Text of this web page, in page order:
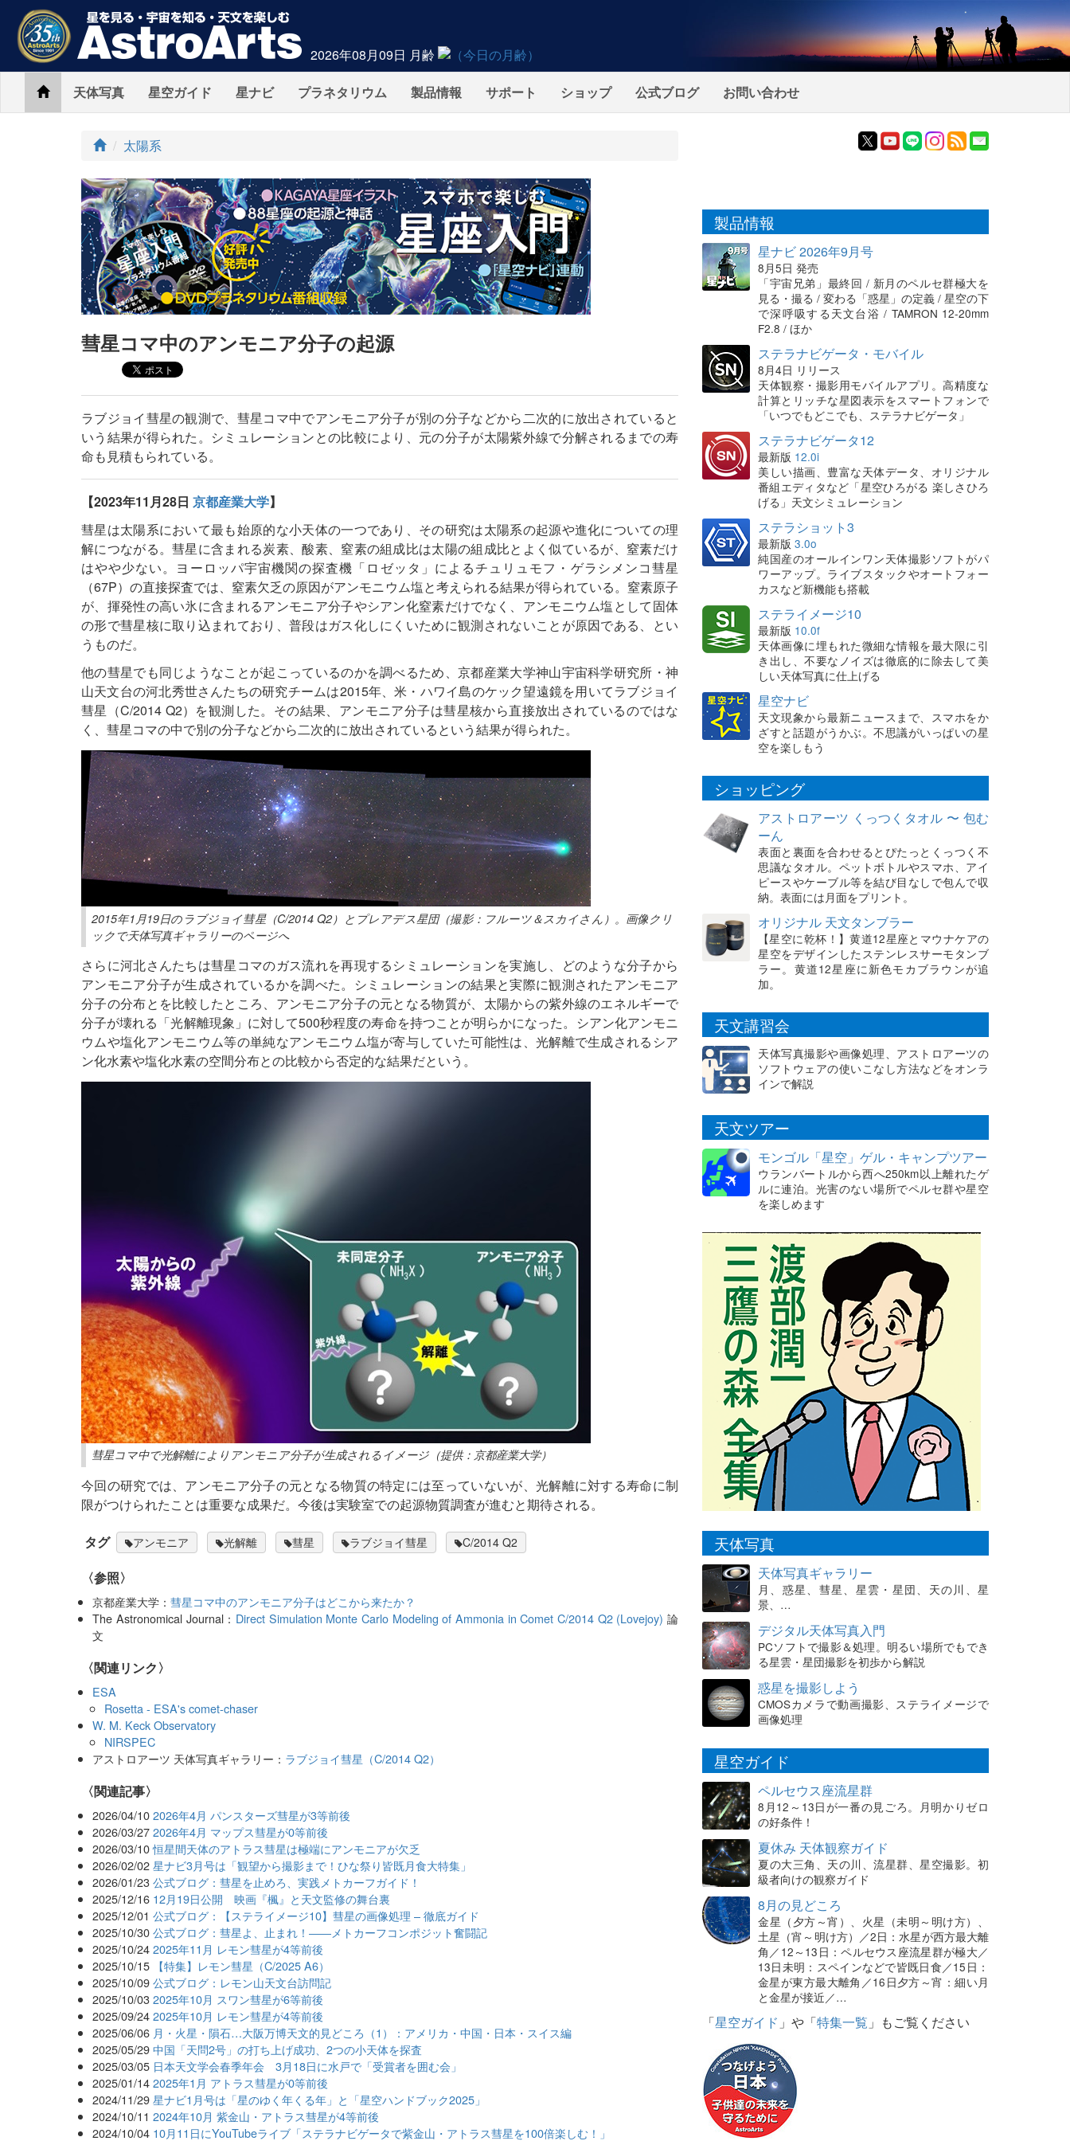
2026年08月09日 月齢
Home天体写真 星空ガイド 星ナビ プラネタリウム 製品情報 サポート ショップ 公式ブログ お問い合わせ
ト
プ
太陽系
彗星コマ中のアンモニア分子の起源
ラブジョイ彗星の観測で、彗星コマ中でアンモニア分子が別の分子などから二次的に放出されていると
いう結果が得られた。シミュレーションとの比較により、元の分子が太陽紫外線で分解されるまでの寿
命も見積もられている。
【2023年11月28日 京都産業大学】
彗星は太陽系において最も始原的な小天体の一つであり、その研究は太陽系の起源や進化についての理
解につながる。彗星に含まれる炭素、酸素、窒素の組成比は太陽の組成比とよく似ているが、窒素だけ
はやや少ない。ヨーロッパ宇宙機関の探査機「ロゼッタ」によるチュリュモフ・ゲラシメンコ彗星
（67P）の直接探査では、窒素欠乏の原因がアンモニウム塩と考えられる結果が得られている。窒素原子
が、揮発性の高い氷に含まれるアンモニア分子やシアン化窒素だけでなく、アンモニウム塩として固体
の形で彗星核に取り込まれており、普段はガス化しにくいために観測されないことが原因である、とい
うものだ。
他の彗星でも同じようなことが起こっているのかを調べるため、京都産業大学神山宇宙科学研究所・神
山天文台の河北秀世さんたちの研究チームは2015年、米・ハワイ島のケック望遠鏡を用いてラブジョイ
彗星（C/2014 Q2）を観測した。その結果、アンモニア分子は彗星核から直接放出されているのではな
く、彗星コマの中で別の分子などから二次的に放出されているという結果が得られた。
2015年1月19日のラブジョイ彗星（C/2014 Q2）とプレアデス星団（撮影：フルーツ＆スカイさん）。画像クリ
ックで天体写真ギャラリーのページへ
さらに河北さんたちは彗星コマのガス流れを再現するシミュレーションを実施し、どのような分子から
アンモニア分子が生成されているかを調べた。シミュレーションの結果と実際に観測されたアンモニア
分子の分布とを比較したところ、アンモニア分子の元となる物質が、太陽からの紫外線のエネルギーで
分子が壊れる「光解離現象」に対して500秒程度の寿命を持つことが明らかになった。シアン化アンモニ
ウムや塩化アンモニウム等の単純なアンモニウム塩が寄与していた可能性は、光解離で生成されるシア
ン化水素や塩化水素の空間分布との比較から否定的な結果だという。
彗星コマ中で光解離によりアンモニア分子が生成されるイメージ（提供：京都産業大学）
今回の研究では、アンモニア分子の元となる物質の特定には至っていないが、光解離に対する寿命に制
限がつけられたことは重要な成果だ。今後は実験室での起源物質調査が進むと期待される。
タグ アンモニア 光解離 彗星 ラブジョイ彗星 C/2014 Q2
〈参照〉
京都産業大学：彗星コマ中のアンモニア分子はどこから来たか？
The Astronomical Journal： Direct Simulation Monte Carlo Modeling of Ammonia in Comet C/2014 Q2 (Lovejoy) 論
文
〈関連リンク〉
ESA
Rosetta - ESA's comet-chaser
W. M. Keck Observatory
NIRSPEC
アストロアーツ 天体写真ギャラリー： ラブジョイ彗星（C/2014 Q2）
関連記事
2026/04/10 2026年4月 パンスターズ彗星が3等前後
2026/03/27 2026年4月 マップス彗星が0等前後
2026/03/10 恒星間天体のアトラス彗星は極端にアンモニアが欠乏
2026/02/02 星ナビ3月号は「観望から撮影まで！ひな祭り皆既月食大特集」
2026/01/23 公式ブログ：彗星を止めろ、実践メトカーフガイド！
2025/12/16 12月19日公開 映画『楓』と天文監修の舞台裏
2025/12/01 公式ブログ：【ステライメージ10】彗星の画像処理 – 徹底ガイド
2025/10/30 公式ブログ：彗星よ、止まれ！――メトカーフコンポジット奮闘記
2025/10/24 2025年11月 レモン彗星が4等前後
2025/10/15 【特集】レモン彗星（C/2025 A6）
2025/10/09 公式ブログ：レモン山天文台訪問記
2025/10/03 2025年10月 スワン彗星が6等前後
2025/09/24 2025年10月 レモン彗星が4等前後
2025/06/06 月・火星・隕石…大阪万博天文的見どころ（1）：アメリカ・中国・日本・スイス編
2025/05/29 中国「天問2号」の打ち上げ成功、2つの小天体を探査
2025/03/05 日本天文学会春季年会 3月18日に水戸で「受賞者を囲む会」
2025/01/14 2025年1月 アトラス彗星が0等前後
2024/11/29 星ナビ1月号は「星のゆく年くる年」と「星空ハンドブック2025」
2024/10/11 2024年10月 紫金山・アトラス彗星が4等前後
2024/10/04 10月11日にYouTubeライブ「ステラナビゲータで紫金山・アトラス彗星を100倍楽しむ！」
製品情報
星ナビ 2026年9月号
8月5日 発売
「宇宙兄弟」最終回 / 新月のペルセ群極大を
見る・撮る / 変わる「惑星」の定義 / 星空の下
で深呼吸する天文台浴 / TAMRON 12-20mm
F2.8 / ほか
ステラナビゲータ・モバイル
8月4日 リリース
天体観察・撮影用モバイルアプリ。高精度な
計算とリッチな星図表示をスマートフォンで
「いつでもどこでも、ステラナビゲータ」
ステラナビゲータ12
最新版 12.0i
美しい描画、豊富な天体データ、オリジナル
番組エディタなど「星空ひろがる 楽しさひろ
げる」天文シミュレーション
ステラショット3
最新版 3.0o
純国産のオールインワン天体撮影ソフトがパ
ワーアップ。ライブスタックやオートフォー
カスなど新機能も搭載
ステライメージ10
最新版 10.0f
天体画像に埋もれた微細な情報を最大限に引
き出し、不要なノイズは徹底的に除去して美
しい天体写真に仕上げる
星空ナビ
天文現象から最新ニュースまで、スマホをか
ざすと話題がうかぶ。不思議がいっぱいの星
空を楽しもう
ショッピング
アストロアーツ くっつくタオル 〜 包む
ーん
表面と裏面を合わせるとぴたっとくっつく不
思議なタオル。ペットボトルやスマホ、アイ
ピースやケーブル等を結び目なしで包んで収
納。表面には月面をプリント。
オリジナル 天文タンブラー
【星空に乾杯！】黄道12星座とマウナケアの
星空をデザインしたステンレスサーモタンブ
ラー。黄道12星座に新色モカブラウンが追
加。
天文講習会
天体写真撮影や画像処理、アストロアーツの
ソフトウェアの使いこなし方法などをオンラ
インで解説
天文ツアー
モンゴル「星空」ゲル・キャンプツアー
ウランバートルから西へ250km以上離れたゲ
ルに連泊。光害のない場所でペルセ群や星空
を楽しめます
天体写真
天体写真ギャラリー
月、惑星、彗星、星雲・星団、天の川、星
景、…
デジタル天体写真入門
PCソフトで撮影＆処理。明るい場所でもでき
る星雲・星団撮影を初歩から解説
惑星を撮影しよう
CMOSカメラで動画撮影、ステライメージで
画像処理
星空ガイド
ペルセウス座流星群
8月12～13日が一番の見ごろ。月明かりゼロ
の好条件！
夏休み 天体観察ガイド
夏の大三角、天の川、流星群、星空撮影。初
級者向けの観察ガイド
8月の見どころ
金星（夕方～宵）、火星（未明～明け方）、
土星（宵～明け方）／2日：水星が西方最大離
角／12～13日：ペルセウス座流星群が極大／
13日未明：スペインなどで皆既日食／15日：
金星が東方最大離角／16日夕方～宵：細い月
と金星が接近／…
「星空ガイド 」や「特集一覧 」もご覧ください